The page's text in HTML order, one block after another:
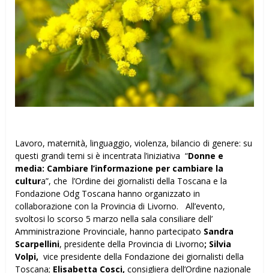
Lavoro, maternità, linguaggio, violenza, bilancio di genere: su
questi grandi temi si è incentrata l’iniziativa “Donne e
media: Cambiare l’informazione per cambiare la
cultura”, che l’Ordine dei giornalisti della Toscana e la
Fondazione Odg Toscana hanno organizzato in
collaborazione con la Provincia di Livorno. All’evento,
svoltosi lo scorso 5 marzo nella sala consiliare dell’
Amministrazione Provinciale, hanno partecipato Sandra
Scarpellini, presidente della Provincia di Livorno; Silvia
Volpi, vice presidente della Fondazione dei giornalisti della
Toscana; Elisabetta Cosci, consigliera dell’Ordine nazionale